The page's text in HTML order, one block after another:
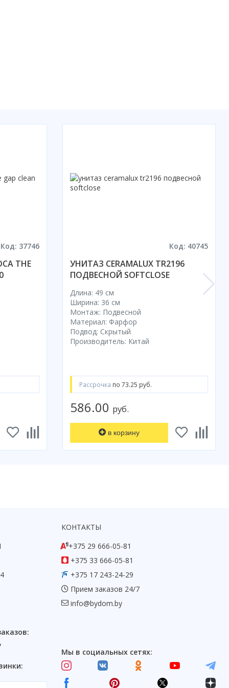
Код: 37746
THE
Код: 40745
УНИТАЗ CERAMALUX TR2196
ПОДВЕСНОЙ SOFTCLOSE
Длина: 49 см
Ширина: 36 см
Монтаж: Подвесной
Материал: Фарфор
Подвод: Скрытый
Производитель: Китай
Рассрочка по 73.25 руб.
586.00 руб.
в корзину
КОНТАКТЫ
+375 29 666-05-81
+375 33 666-05-81
+375 17 243-24-29
Прием заказов 24/7
info@bydom.by
Мы в социальных сетях: